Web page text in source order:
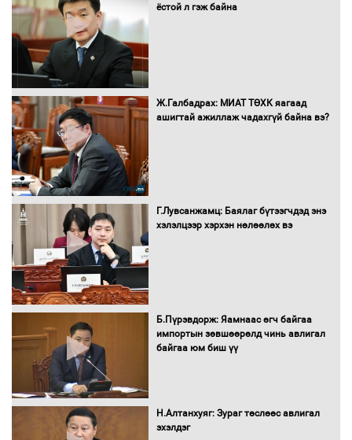
С.Бямбацогт Зүүн Азийн
Санхүүгийн хэмнэлтийн горимд эрүүл
Нөөцийн махны худалдаа,
борлуулалтыг нээлттэй ил тод
болгоно
Монгол Улс “COP17”-д “Тал хээрийн
төлөвлөгөө”-гөө танилцуулна
ёстой л гэж байна
Ж.Галбадрах: МИАТ ТӨХК яагаад
ашигтай ажиллаж чадахгүй байна вэ?
Г.Лувсанжамц: Баялаг бүтээгчдэд энэ
хэлэлцээр хэрхэн нөлөөлөх вэ
Б.Пүрэвдорж: Яамнаас өгч байгаа
импортын зөвшөөрөлд чинь авлигал
байгаа юм биш үү
Н.Алтанхуяг: Зураг төслөөс авлигал
эхэлдэг